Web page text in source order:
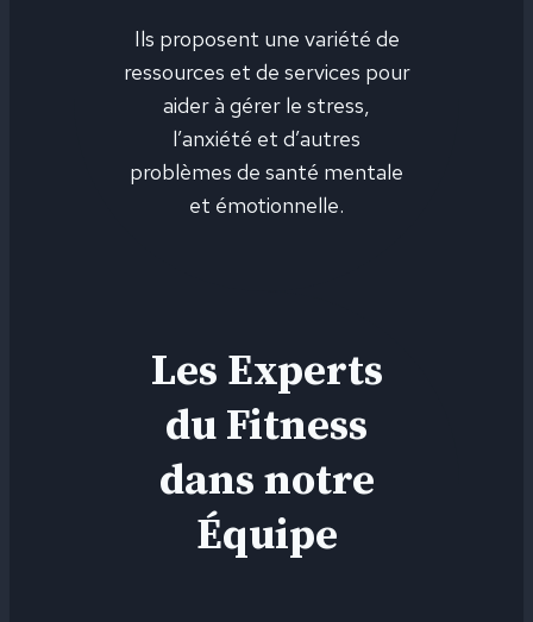
Ils proposent une variété de
ressources et de services pour
aider à gérer le stress,
l’anxiété et d’autres
problèmes de santé mentale
et émotionnelle.
Les Experts
du Fitness
dans notre
Équipe